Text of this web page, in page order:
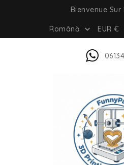
Bienvenue
Română  EUR €